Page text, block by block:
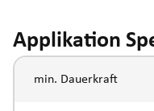
Applikation
min. Dauerkraft